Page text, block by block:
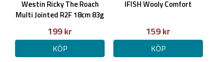
Westin Ricky The Roach
Multi Jointed R2F 18cm 83g
199 kr
KÖP
IFISH Wooly Comfort
159 kr
KÖP